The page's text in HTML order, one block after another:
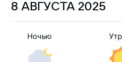
8 АВГУСТА 2025
Ночью